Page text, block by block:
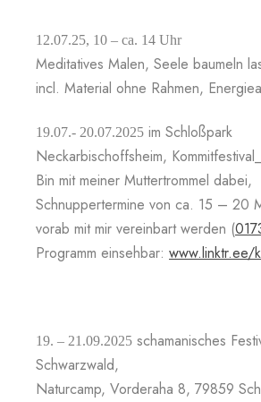
12.07.25, 10 – ca. 14 Uhr
Meditatives Malen, Seele baumeln
incl. Material ohne Rahmen,
19.07.- 20.07.2025 im Schloßpark
Neckarbischoffsheim,
Bin mit meiner Muttertrommel dabei,
Schnuppertermine von ca. 15 – 20
vorab mit mir vereinbart werden (
Programm einsehbar: www.linktr.ee/
19. – 21.09.2025 schamanisches
Schwarzwald,
Naturcamp, Vorderaha 8, 79859